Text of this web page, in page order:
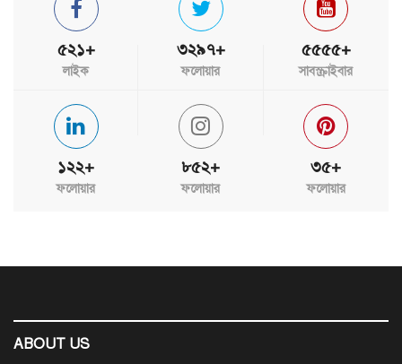
৫২১+
লাইক
৩২৯৭+
ফলোয়ার
৫৫৫৫+
সাবস্ক্রাইবার
১২২+
ফলোয়ার
৮৫২+
ফলোয়ার
৩৫+
ফলোয়ার
ABOUT US